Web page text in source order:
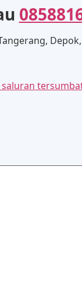
saluran